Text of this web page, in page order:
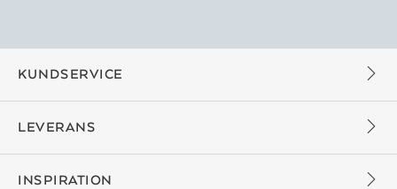
KUNDSERVICE
LEVERANS
INSPIRATION